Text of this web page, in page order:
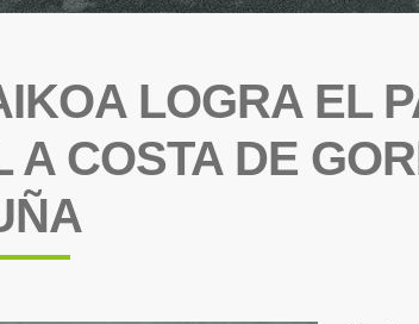
LOGRA EL
A COSTA DE